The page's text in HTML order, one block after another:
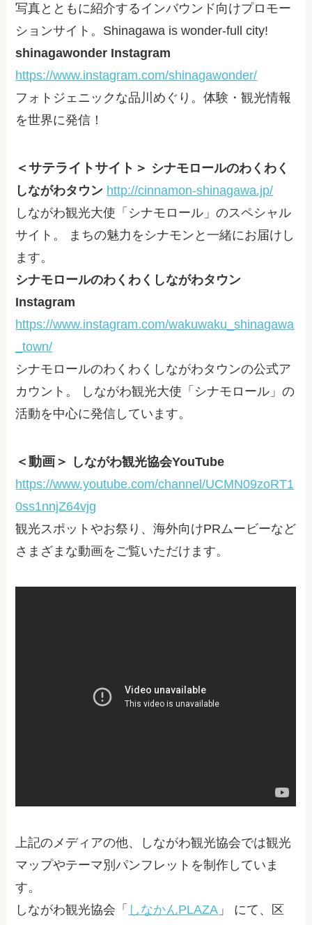
写真とともに紹介するインバウンド向けプロモー
ションサイト。Shinagawa is wonder-full city!
shinagawonder Instagram
https://www.instagram.com/shinagawonder/
フォトジェニックな品川めぐり。体験・観光情報
を世界に発信！
＜サテライトサイト＞ シナモロールのわくわく
しながわタウン http://cinnamon-shinagawa.jp/
しながわ観光大使「シナモロール」のスペシャル
サイト。 まちの魅力をシナモンと一緒にお届けし
ます。
シナモロールのわくわくしながわタウン
Instagram
https://www.instagram.com/wakuwaku_shinagawa
_town/
シナモロールのわくわくしながわタウンの公式ア
カウント。 しながわ観光大使「シナモロール」の
活動を中心に発信しています。
＜動画＞
しながわ観光協会YouTube
https://www.youtube.com/channel/UCMN09zoRT1
0ss1nnjZ64vjg
観光スポットやお祭り、海外向けPRムービーなど
さまざまな動画をご覧いただけます。
上記のメディアの他、しながわ観光協会では観光
マップやテーマ別パンフレットを制作していま
す。
しながわ観光協会「 しなかんPLAZA 」 にて、区